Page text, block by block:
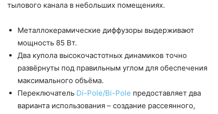
тылового канала в небольших помещениях.
Металлокерамические диффузоры выдерживают
мощность 85 Вт.
Два купола высокочастотных динамиков точно
развёрнуты под правильным углом для обеспечения
максимального объёма.
Переключатель Di-Pole/Bi-Pole предоставляет два
варианта использования – создание рассеянного,